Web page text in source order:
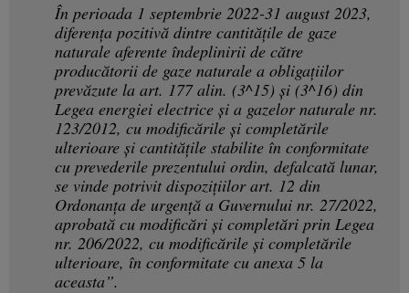
În perioada 1 septembrie 2022-31 august 2023,
diferența pozitivă dintre cantitățile de gaze
naturale aferente îndeplinirii de către
producătorii de gaze naturale a obligaţiilor
prevăzute la art. 177 alin. (3^15) şi (3^16) din
Legea energiei electrice şi a gazelor naturale nr.
123/2012, cu modificările şi completările
ulterioare și cantitățile stabilite în conformitate
cu prevederile prezentului ordin, defalcată lunar,
se vinde potrivit dispoziţiilor art. 12 din
Ordonanţa de urgenţă a Guvernului nr. 27/2022,
aprobată cu modificări şi completări prin Legea
nr. 206/2022, cu modificările şi completările
ulterioare, în conformitate cu anexa 5 la
aceasta”.